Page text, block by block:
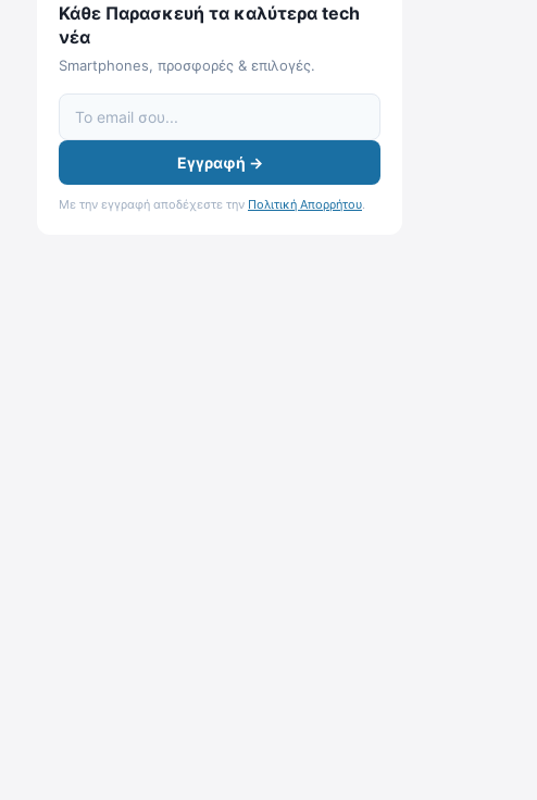
Κάθε Παρασκευή τα καλύτερα tech
νέα
Smartphones, προσφορές & επιλογές.
Εγγραφή →
Με την εγγραφή αποδέχεστε την Πολιτική Απορρήτου.